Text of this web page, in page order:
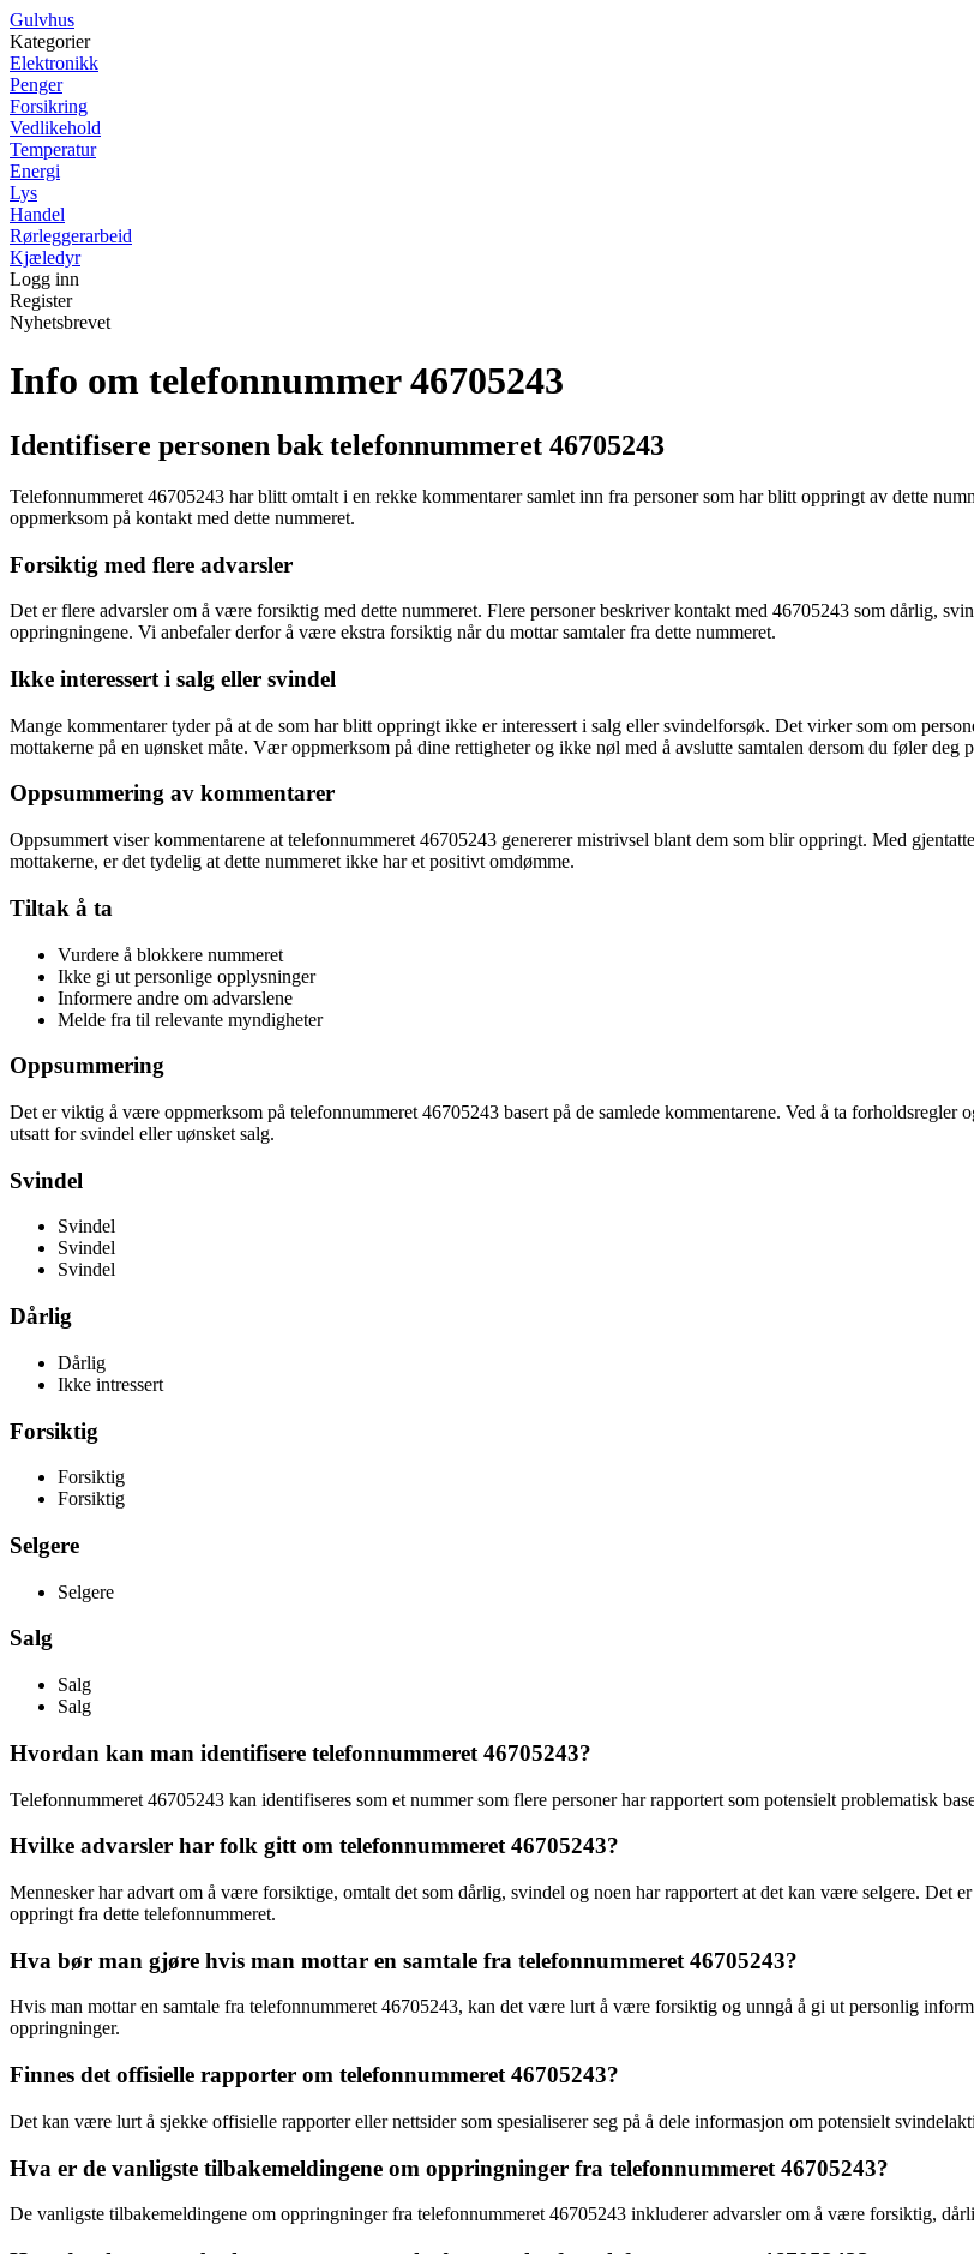
Gulvhus
Kategorier
Elektronikk
Penger
Forsikring
Vedlikehold
Temperatur
Energi
Lys
Handel
Rørleggerarbeid
Kjæledyr
Logg inn
Register
Nyhetsbrevet
Info om telefonnummer 46705243
Identifisere personen bak telefonnummeret 46705243
Telefonnummeret 46705243 har blitt omtalt i en rekke kommentarer samlet inn fra personer som har blitt oppringt av dette
oppmerksom på kontakt med dette nummeret.
Forsiktig med flere advarsler
Det er flere advarsler om å være forsiktig med dette nummeret. Flere personer beskriver kontakt med 46705243 som dårlig,
oppringningene. Vi anbefaler derfor å være ekstra forsiktig når du mottar samtaler fra dette nummeret.
Ikke interessert i salg eller svindel
Mange kommentarer tyder på at de som har blitt oppringt ikke er interessert i salg eller svindelforsøk. Det virker som om
mottakerne på en uønsket måte. Vær oppmerksom på dine rettigheter og ikke nøl med å avslutte samtalen dersom du føler deg
Oppsummering av kommentarer
Oppsummert viser kommentarene at telefonnummeret 46705243 genererer mistrivsel blant dem som blir oppringt. Med
mottakerne, er det tydelig at dette nummeret ikke har et positivt omdømme.
Tiltak å ta
Vurdere å blokkere nummeret
Ikke gi ut personlige opplysninger
Informere andre om advarslene
Melde fra til relevante myndigheter
Oppsummering
Det er viktig å være oppmerksom på telefonnummeret 46705243 basert på de samlede kommentarene. Ved å ta
utsatt for svindel eller uønsket salg.
Svindel
Svindel
Svindel
Svindel
Dårlig
Dårlig
Ikke intressert
Forsiktig
Forsiktig
Forsiktig
Selgere
Selgere
Salg
Salg
Salg
Hvordan kan man identifisere telefonnummeret 46705243?
Telefonnummeret 46705243 kan identifiseres som et nummer som flere personer har rapportert som potensielt problematisk
Hvilke advarsler har folk gitt om telefonnummeret 46705243?
Mennesker har advart om å være forsiktige, omtalt det som dårlig, svindel og noen har rapportert at det kan være selgere. Det
oppringt fra dette telefonnummeret.
Hva bør man gjøre hvis man mottar en samtale fra telefonnummeret 46705243?
Hvis man mottar en samtale fra telefonnummeret 46705243, kan det være lurt å være forsiktig og unngå å gi ut personlig
oppringninger.
Finnes det offisielle rapporter om telefonnummeret 46705243?
Det kan være lurt å sjekke offisielle rapporter eller nettsider som spesialiserer seg på å dele informasjon om potensielt
Hva er de vanligste tilbakemeldingene om oppringninger fra telefonnummeret 46705243?
De vanligste tilbakemeldingene om oppringninger fra telefonnummeret 46705243 inkluderer advarsler om å være forsiktig,